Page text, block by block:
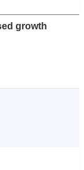
growth